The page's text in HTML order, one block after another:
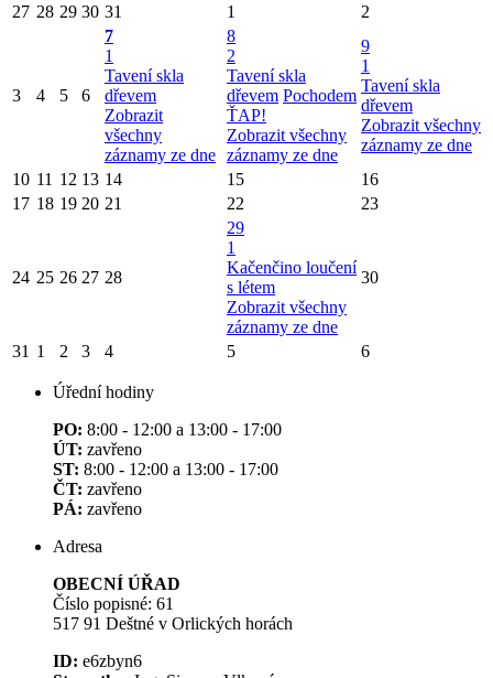
27 28 29 30 31 1 2
3 4 5 6
7
1
Tavení skla
dřevem
Zobrazit
všechny
záznamy ze dne
8
2
Tavení skla
dřevem Pochodem
ŤAP!
Zobrazit všechny
záznamy ze dne
9
1
Tavení skla
dřevem
Zobrazit všechny
záznamy ze dne
10 11 12 13 14 15
16
17 18 19 20 21 22 23
24 25 26 27 28
29
1
Kačenčino loučení
s létem
Zobrazit všechny
záznamy ze dne
30
31 1 2 3 4 5 6
Úřední hodiny
PO: 8:00 - 12:00 a 13:00 - 17:00
ÚT: zavřeno
ST: 8:00 - 12:00 a 13:00 - 17:00
ČT: zavřeno
PÁ: zavřeno
Adresa
OBECNÍ ÚŘAD
Číslo popisné: 61
517 91 Deštné v Orlických horách
ID: e6zbyn6